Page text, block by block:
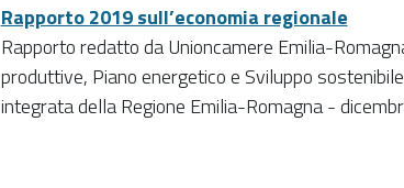
Rapporto 2019 sull’economia regionale
Rapporto redatto da Unioncamere Emilia-
produttive, Piano energetico e Sviluppo
integrata della Regione Emilia-Romagna -